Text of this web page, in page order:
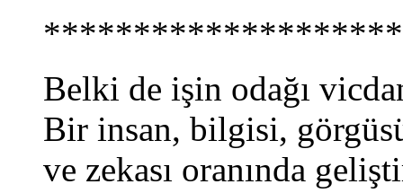
Belki de işin odağı
Bir insan, bilgisi,
ve zekası oranında